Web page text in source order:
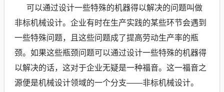
可以通过设计一些特殊的机器得以解决的问题叫做
非标机械设计。企业有时在生产实践的某些环节会遇到
一些特殊问题，且这些问题成了提高劳动生产率的瓶
颈。如果这些瓶颈问题可以通过设计一些特殊的机器得
以解决的话，这对于企业无疑是一种福音。这一福音之
源便是机械设计领域的一个分支——非标机械设计。